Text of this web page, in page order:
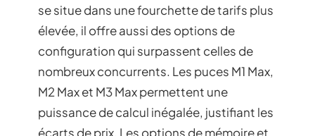
se situe dans une fourchette de tarifs plus
élevée, il offre aussi des options de
configuration qui surpassent celles de
nombreux concurrents. Les puces M1 Max,
M2 Max et M3 Max permettent une
puissance de calcul inégalée, justifiant les
écarts de prix. Les options de mémoire et